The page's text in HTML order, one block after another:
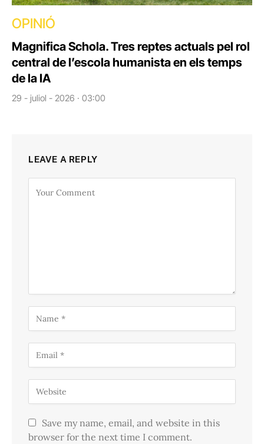
OPINIÓ
Magnifica Schola. Tres reptes actuals pel rol
central de l’escola humanista en els temps
de la IA
29 - juliol - 2026 · 03:00
LEAVE A REPLY
Save my name, email, and website in this
browser for the next time I comment.